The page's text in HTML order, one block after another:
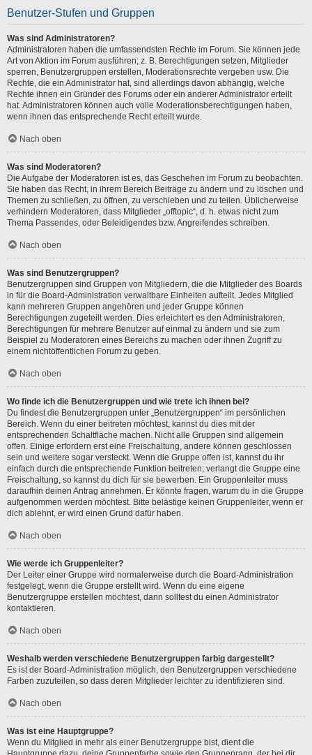
Benutzer-Stufen und Gruppen
Was sind Administratoren?
Administratoren haben die umfassendsten Rechte im Forum. Sie können jede
Art von Aktion im Forum ausführen; z. B. Berechtigungen setzen, Mitglieder
sperren, Benutzergruppen erstellen, Moderationsrechte vergeben usw. Die
Rechte, die ein Administrator hat, sind allerdings davon abhängig, welche
Rechte ihnen ein Gründer des Forums oder ein anderer Administrator erteilt
hat. Administratoren können auch volle Moderationsberechtigungen haben,
wenn ihnen das entsprechende Recht erteilt wurde.
Nach oben
Was sind Moderatoren?
Die Aufgabe der Moderatoren ist es, das Geschehen im Forum zu beobachten.
Sie haben das Recht, in ihrem Bereich Beiträge zu ändern und zu löschen und
Themen zu schließen, zu öffnen, zu verschieben und zu teilen. Üblicherweise
verhindern Moderatoren, dass Mitglieder „offtopic“, d. h. etwas nicht zum
Thema Passendes, oder Beleidigendes bzw. Angreifendes schreiben.
Nach oben
Was sind Benutzergruppen?
Benutzergruppen sind Gruppen von Mitgliedern, die die Mitglieder des Boards
in für die Board-Administration verwaltbare Einheiten aufteilt. Jedes Mitglied
kann mehreren Gruppen angehören und jeder Gruppe können
Berechtigungen zugeteilt werden. Dies erleichtert es den Administratoren,
Berechtigungen für mehrere Benutzer auf einmal zu ändern und sie zum
Beispiel zu Moderatoren eines Bereichs zu machen oder ihnen Zugriff zu
einem nichtöffentlichen Forum zu geben.
Nach oben
Wo finde ich die Benutzergruppen und wie trete ich ihnen bei?
Du findest die Benutzergruppen unter „Benutzergruppen“ im persönlichen
Bereich. Wenn du einer beitreten möchtest, kannst du dies mit der
entsprechenden Schaltfläche machen. Nicht alle Gruppen sind allgemein
offen. Einige erfordern erst eine Freischaltung, andere können geschlossen
sein und weitere sogar versteckt. Wenn die Gruppe offen ist, kannst du ihr
einfach durch die entsprechende Funktion beitreten; verlangt die Gruppe eine
Freischaltung, so kannst du dich für sie bewerben. Ein Gruppenleiter muss
daraufhin deinen Antrag annehmen. Er könnte fragen, warum du in die Gruppe
aufgenommen werden möchtest. Bitte belästige keinen Gruppenleiter, wenn er
dich ablehnt, er wird einen Grund dafür haben.
Nach oben
Wie werde ich Gruppenleiter?
Der Leiter einer Gruppe wird normalerweise durch die Board-Administration
festgelegt, wenn die Gruppe erstellt wird. Wenn du eine eigene
Benutzergruppe erstellen möchtest, dann solltest du einen Administrator
kontaktieren.
Nach oben
Weshalb werden verschiedene Benutzergruppen farbig dargestellt?
Es ist der Board-Administration möglich, den Benutzergruppen verschiedene
Farben zuzuteilen, so dass deren Mitglieder leichter zu identifizieren sind.
Nach oben
Was ist eine Hauptgruppe?
Wenn du Mitglied in mehr als einer Benutzergruppe bist, dient die